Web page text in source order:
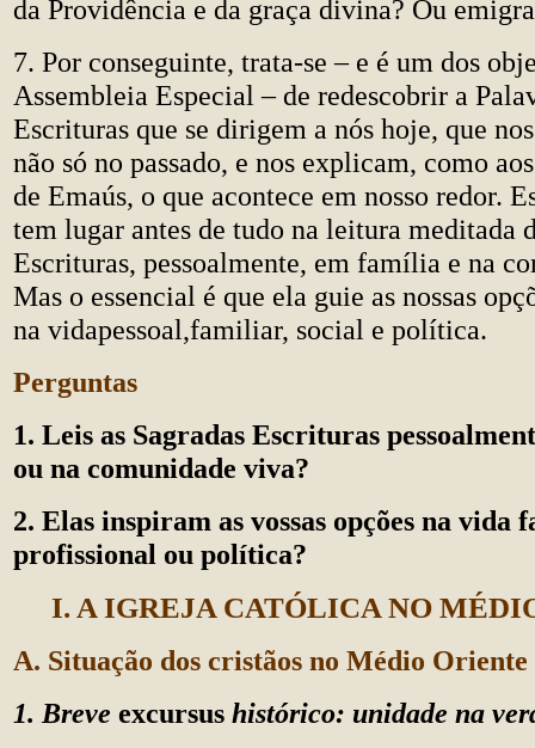
da Providência e da graça divina? Ou
7. Por conseguinte, trata-se– e é um dos
Assembleia Especial–de redescobrir a
Escrituras que se dirigem a nós hoje, que
não só no passado, e nos explicam, como
de Emaús, o que acontece em nosso redor.
tem lugar antes de tudo na leitura meditada
Escrituras, pessoalmente, em família e na
Mas o essencial é que ela guie as nossas
na vidapessoal,familiar, social e política.
Perguntas
1. Leis as Sagradas Escrituras
ou na comunidade viva?
2. Elas inspiram as vossas opções na vida
profissional ou política?
I. A IGREJA CATÓLICA NO
A. Situação dos cristãos no Médio Oriente
1. Breve excursus histórico: unidade na